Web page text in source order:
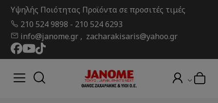
Υψηλής Ποιότητας Προϊόντα σε προσιτές τιμές
210 524 9898 - 210 524 6293
info@janome.gr , zacharakisaris@yahoo.gr